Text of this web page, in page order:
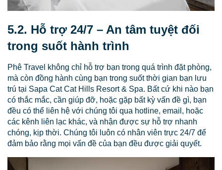
5.2. Hỗ trợ 24/7 – An tâm tuyệt đối
trong suốt hành trình
Phê Travel không chỉ hỗ trợ bạn trong quá trình đặt phòng,
mà còn đồng hành cùng bạn trong suốt thời gian bạn lưu
trú tại Sapa Cat Cat Hills Resort & Spa. Bất cứ khi nào bạn
có thắc mắc, cần giúp đỡ, hoặc gặp bất kỳ vấn đề gì, bạn
đều có thể liên hệ với chúng tôi qua hotline, email, hoặc
các kênh liên lạc khác, và nhận được sự hỗ trợ nhanh
chóng, kịp thời. Chúng tôi luôn có nhân viên trực 24/7 để
đảm bảo rằng mọi vấn đề của bạn đều được giải quyết.